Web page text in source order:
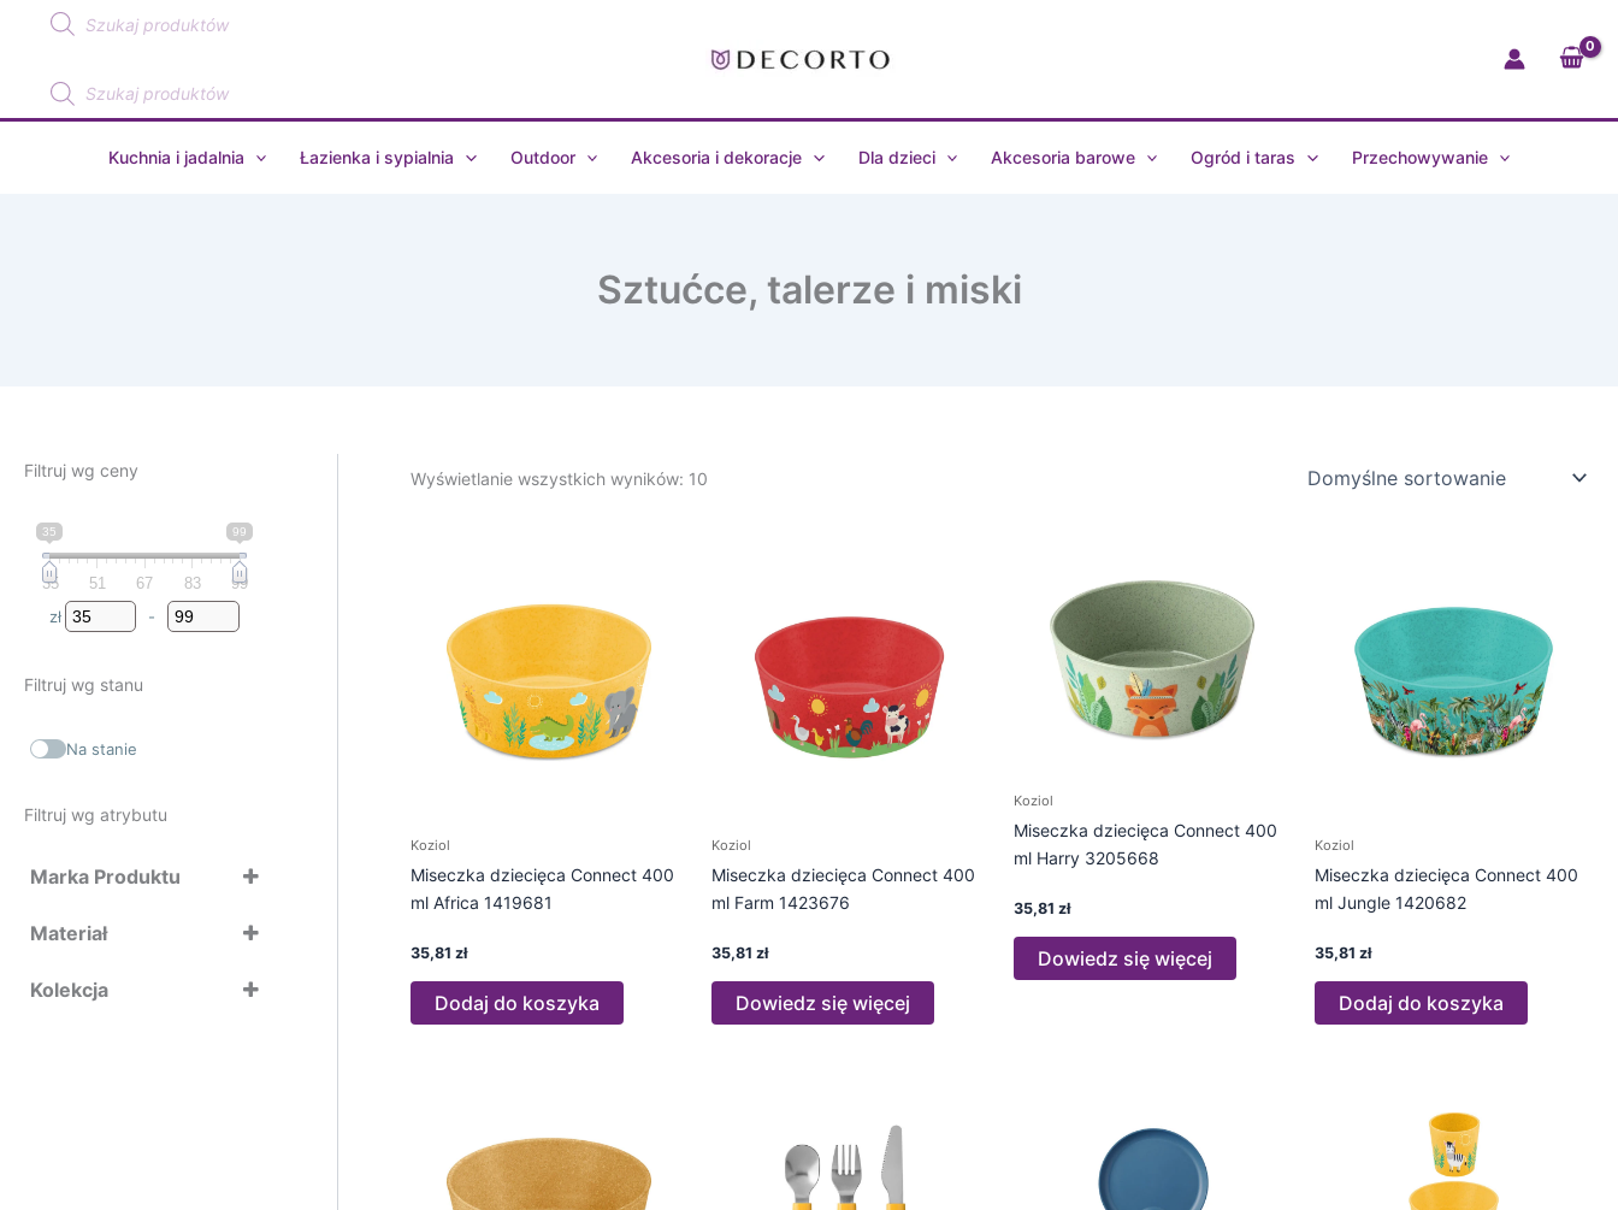
PrzejdźWyszukiwarka
produktów
Wyszukiwarka
produktów
Kuchnia i jadalnia Łazienka i sypialnia Outdoor Akcesoria i dekoracje Dla dzieci Akcesoria barowe Ogród i taras Przechowywanie
Sztućce, talerze i miski
Filtruj wg ceny
35 99
35 51 67 83 99
zł
Minimum Price
-
Maximum Price
Filtruj wg stanu
Na stanie
Filtruj wg atrybutu
Marka Produktu
Mepal
Materiał
Kolekcja
Wyświetlanie wszystkich wyników: 10
Koziol
Miseczka dziecięca Connect 400
ml Africa 1419681
35,81 zł
Dodaj do koszyka
Koziol
Miseczka dziecięca Connect 400
ml Farm 1423676
35,81zł
Dowiedz się więcej
Koziol
Miseczka dziecięca Connect 400
ml Harry 3205668
35,81 zł
Dowiedz się więcej
Koziol
Miseczka dziecięca Connect 400
ml Jungle 1420682
35,81zł
Dodaj do koszyka